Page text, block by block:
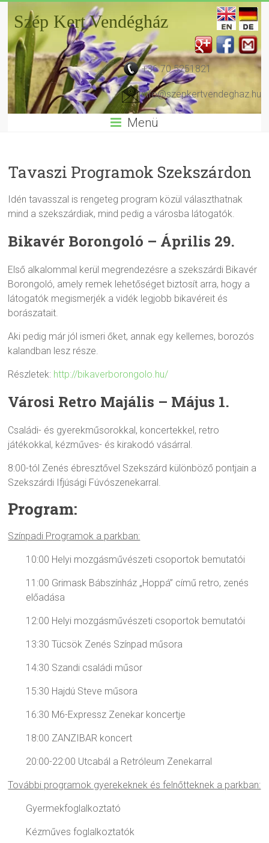
Szép Kert Vendégház
+36 70 5251821
info@szepkertvendeghaz.hu
Menü
Tavaszi Programok Szekszárdon
Idén tavasszal is rengeteg program közül választhatnak
mind a szekszárdiak, mind pedig a városba látogatók.
Bikavér Borongoló – Április 29.
Első alkalommal kerül megrendezésre a szekszárdi Bikavér
Borongoló, amely remek lehetőséget biztosít arra, hogy a
látogatók megismerjék a vidék legjobb bikavéreit és
borászatait.
Aki pedig már jól ismeri őket, annak egy kellemes, borozós
kalandban lesz része.
Részletek: http://bikaverborongolo.hu/
Városi Retro Majális – Május 1.
Családi- és gyerekműsorokkal, koncertekkel, retro
játékokkal, kézműves- és kirakodó vásárral.
8:00-tól Zenés ébresztővel Szekszárd különböző pontjain a
Szekszárdi Ifjúsági Fúvószenekarral.
Program:
Színpadi Programok a parkban:
10:00 Helyi mozgásművészeti csoportok bemutatói
11:00 Grimask Bábszínház „Hoppá” című retro, zenés
előadása
12:00 Helyi mozgásművészeti csoportok bemutatói
13:30 Tücsök Zenés Színpad műsora
14:30 Szandi családi műsor
15:30 Hajdú Steve műsora
16:30 M6-Expressz Zenekar koncertje
18:00 ZANZIBAR koncert
20:00-22:00 Utcabál a Retróleum Zenekarral
További programok gyerekeknek és felnőtteknek a parkban:
Gyermekfoglalkoztató
Kézműves foglalkoztatók